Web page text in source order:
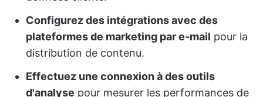
Configurez des intégrations avec des
plateformes de marketing par e-mail pour la
distribution de contenu.
Effectuez une connexion à des outils
d'analyse pour mesurer les performances de